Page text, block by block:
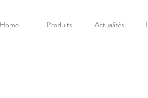
Produits Actualités